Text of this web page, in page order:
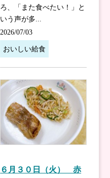
ろ、「また食べたい！」と
いう声が多...
2026/07/03
おいしい給食
６月３０日（火） 赤